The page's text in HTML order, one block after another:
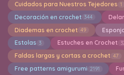
Cuidados para Nuestros Tejedores 1
Decoración en crochet 344
Diademas en crochet 49
Estolas 3 Estuches en Crochet
Faldas largas y cortas a crochet 47
Free patterns amigurumi 2191